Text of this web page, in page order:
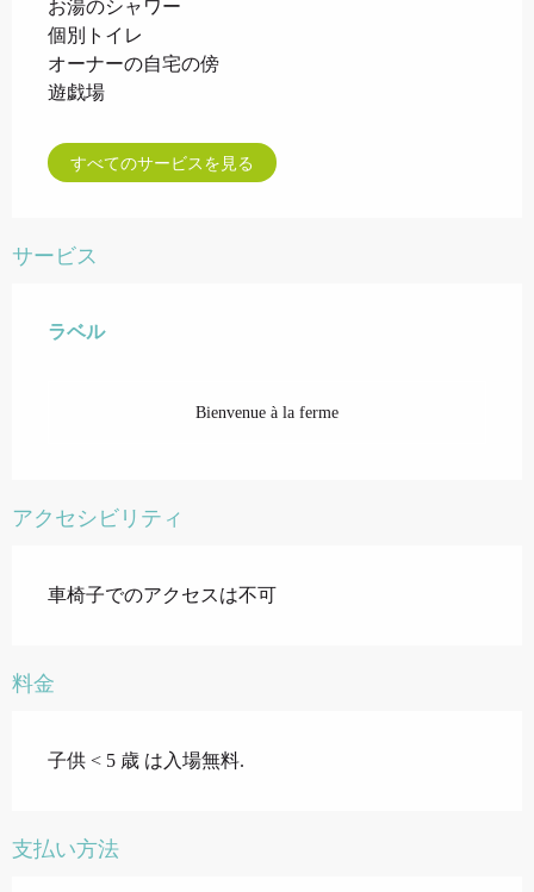
お湯のシャワー
個別トイレ
オーナーの自宅の傍
遊戯場
すべてのサービスを見る
サービス
ラベル
ラベル
Bienvenue à la ferme
アクセシビリティ
車椅子でのアクセスは不可
料金
子供 < 5 歳 は入場無料.
支払い方法